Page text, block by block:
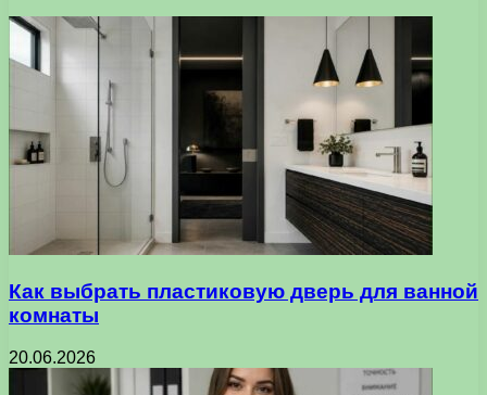
Как выбрать пластиковую дверь для ванной
комнаты
20.06.2026